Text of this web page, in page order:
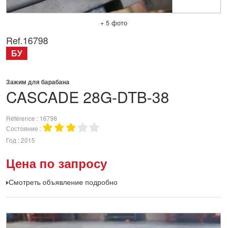
+ 5 фото
CASCADE 28G-DTB-38
Зажим для барабана
Référence
16798
Состояние
Год 2015
Цена по запросу
Смотреть объявление подробно
Ref.16798
БУ